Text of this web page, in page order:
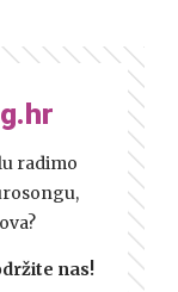
radimo
nas!